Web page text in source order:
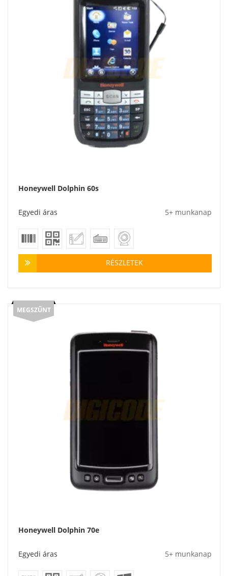
Honeywell Dolphin 60s
Egyedi áras 5+ munkanap
RÉSZLETEK
MEGSZŰNT
Honeywell Dolphin 70e
Egyedi áras 5+ munkanap